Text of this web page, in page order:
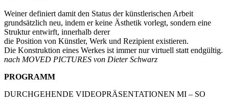
Weiner definiert damit den Status der künstlerischen Arbeit
grundsätzlich neu, indem er keine Ästhetik vorlegt, sondern eine
Struktur entwirft, innerhalb derer
die Position von Künstler, Werk und Rezipient existieren.
Die Konstruktion eines Werkes ist immer nur virtuell statt endgültig.
nach MOVED PICTURES von Dieter Schwarz
PROGRAMM
DURCHGEHENDE VIDEOPRÄSENTATIONEN MI – SO